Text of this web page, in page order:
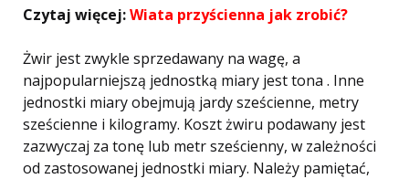
Czytaj więcej:Wiata przyścienna jak zrobić?
Żwir jest zwykle sprzedawany na wagę, a
najpopularniejszą jednostką miary jest tona . Inne
jednostki miary obejmują jardy sześcienne, metry
sześcienne i kilogramy. Koszt żwiru podawany jest
zazwyczaj za tonę lub metr sześcienny, w zależności
od zastosowanej jednostki miary. Należy pamiętać,